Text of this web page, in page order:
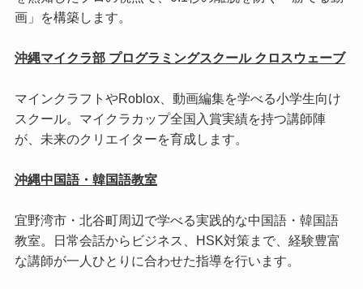
画」を構築します。
沖縄マイクラ部 プログラミングスクール クロスウェーブ
マインクラフトやRoblox、動画編集を学べる小学生向け
スクール。マイクラカップ全国入賞実績を持つ講師陣
が、未来のクリエイターを育成します。
沖縄中国語・韓国語教室
宜野湾市・北谷町周辺で学べる実践的な中国語・韓国語
教室。日常会話からビジネス、HSK対策まで、経験豊富
な講師が一人ひとりに合わせた指導を行います。